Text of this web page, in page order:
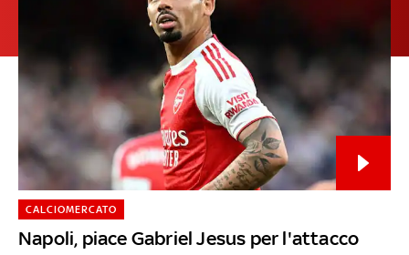
Napoli, piace Gabriel Jesus per l'attacco
CALCIOMERCATO